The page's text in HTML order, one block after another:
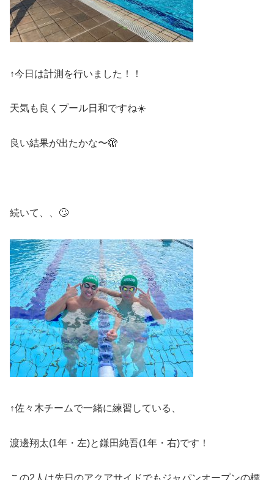
↑今日は計測を行いました！！
天気も良くプール日和ですね☀️
良い結果が出たかな〜🫣
続いて、、🙄
↑佐々木チームで一緒に練習している、
渡邊翔太(1年・左)と鎌田純吾(1年・右)です！
この2人は先日のアクアサイドでもジャパンオープンの標